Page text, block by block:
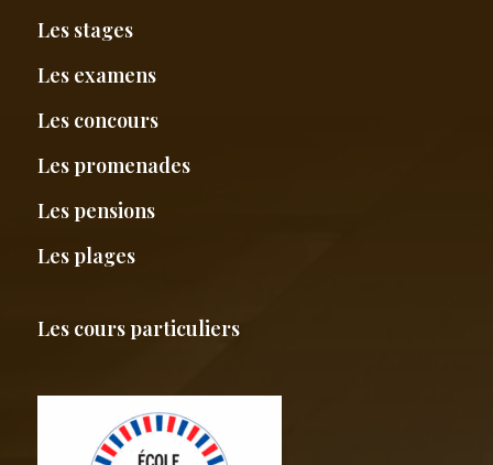
Les stages
Les examens
Les concours
Les promenades
Les pensions
Les plages
Les cours particuliers